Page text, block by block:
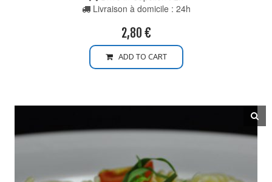
Livraison à domicile : 24h
2,80 €
ADD TO CART